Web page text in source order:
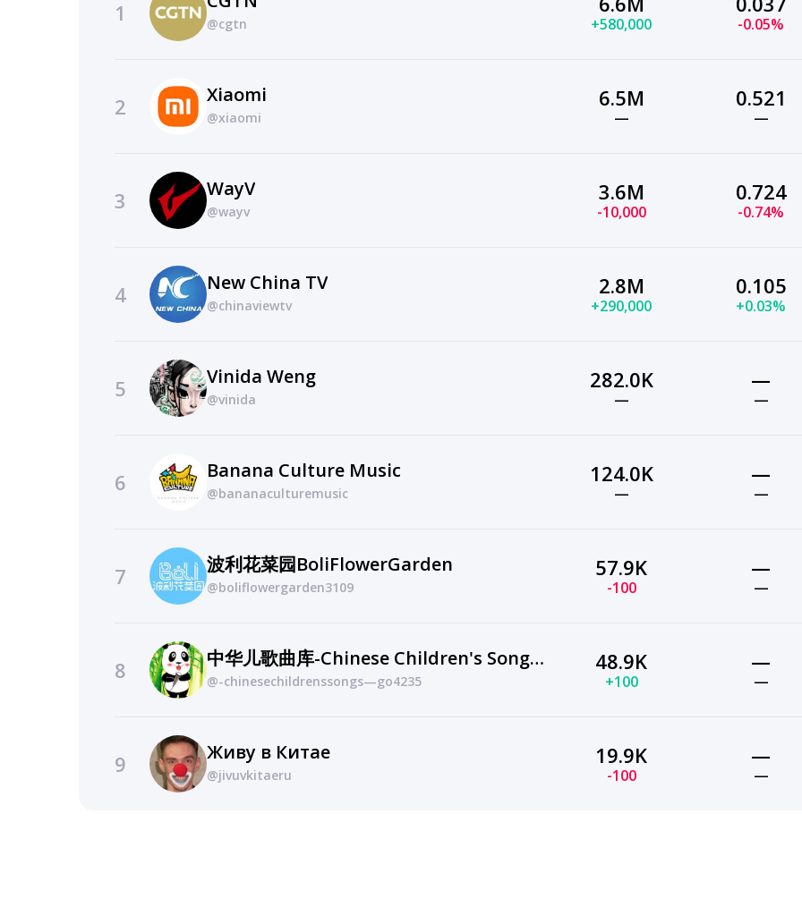
1 @cgtn +580,000 -0.05%
2 Xiaomi
@xiaomi
6.5M
—
0.521
—
3 WayV
@wayv
3.6M
-10,000
0.724
-0.74%
4 New China TV
@chinaviewtv
2.8M
+290,000
0.105
+0.03%
5 Vinida Weng
@vinida
282.0K
—
—
—
6 Banana Culture Music
@bananaculturemusic
124.0K
—
—
—
7 波利花菜园BoliFlowerGarden
@boliflowergarden3109
57.9K
-100
—
—
8 中华儿歌曲库-Chinese Children's Songs-好娃娃儿歌-Good Kids—小蓓蕾组合—Xiao Bei Lei-中文儿歌-汉语儿歌
@-chinesechildrenssongs—go4235
48.9K
+100
—
—
9 Живу в Китае
@jivuvkitaeru
19.9K
-100
—
—